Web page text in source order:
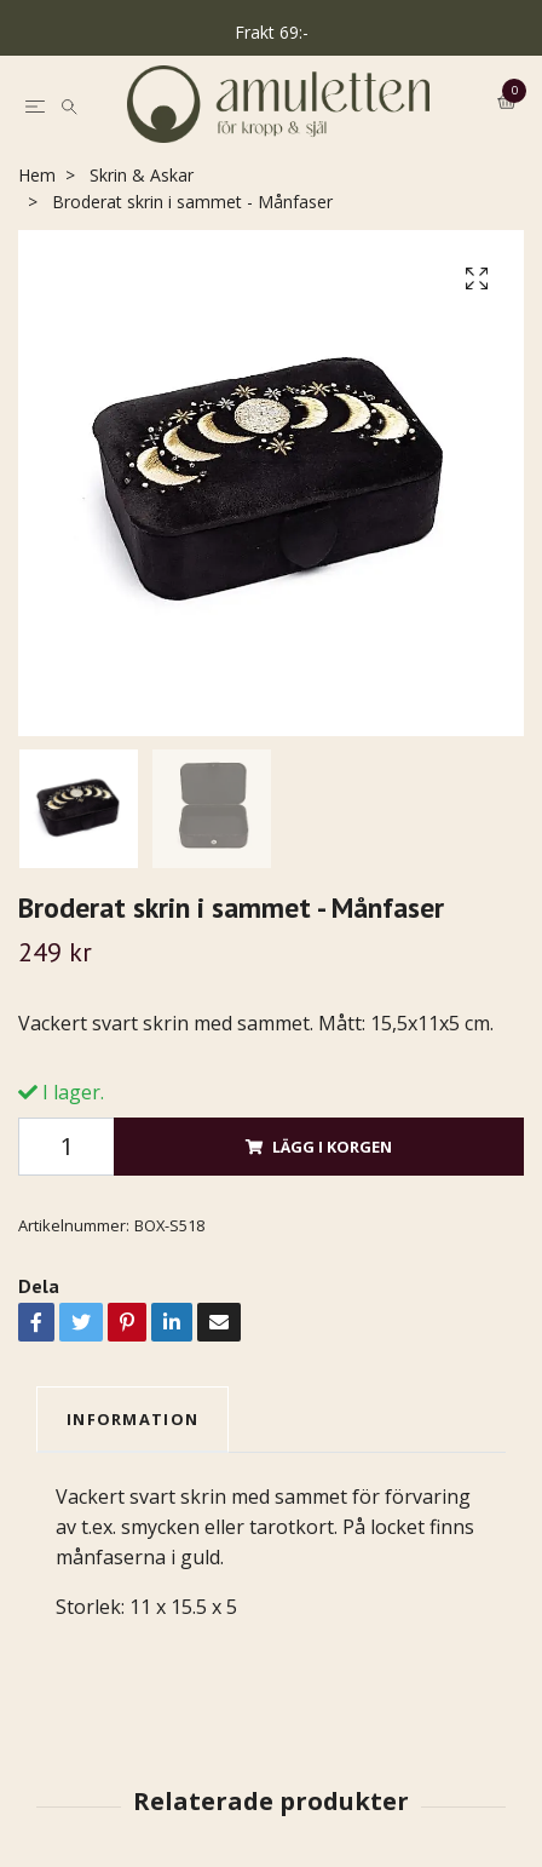
Frakt 69:-
0
Hem
Skrin & Askar
Broderat skrin i sammet - Månfaser
Broderat skrin i sammet - Månfaser
249 kr
Vackert svart skrin med sammet. Mått: 15,5x11x5 cm.
I lager.
LÄGG I KORGEN
Artikelnummer: BOX-S518
Dela
INFORMATION
Vackert svart skrin med sammet för förvaring
av t.ex. smycken eller tarotkort. På locket finns
månfaserna i guld.
Storlek: 11 x 15.5 x 5